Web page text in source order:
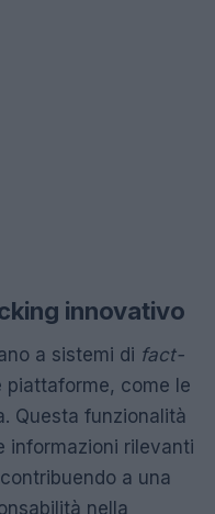
innovativo
a sistemi di fact-
come le
Questa funzionalità
informazioni rilevanti
a una
nella